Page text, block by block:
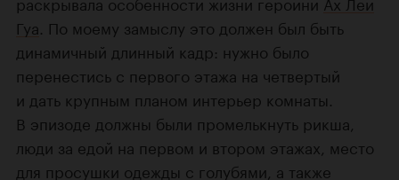
Гуа. По моему замыслу это должен был быть
динамичный длинный кадр: нужно было
перенестись с первого этажа на четвертый
и дать крупным планом интерьер комнаты.
В эпизоде должны были промелькнуть рикша,
люди за едой на первом и втором этажах, место
для просушки одежды с голубями, а также